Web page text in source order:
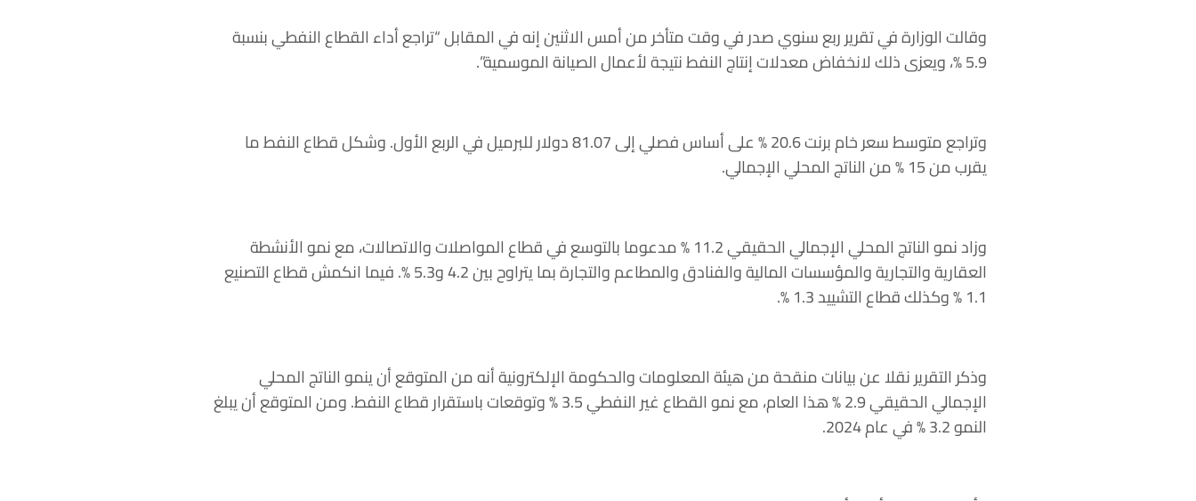
وقالت الوزارة في تقرير ربع سنوي صدر في وقت متأخر من أمس الاثنين إنه في المقابل “تراجع أداء القطاع النفطي بنسبة
5.9 %، ويعزى ذلك لانخفاض معدلات إنتاج النفط نتيجة لأعمال الصيانة الموسمية”.
وتراجع متوسط ​​سعر خام برنت 20.6 % على أساس فصلي إلى 81.07 دولار للبرميل في الربع الأول. وشكل قطاع النفط ما
يقرب من 15 % من الناتج المحلي الإجمالي.
وزاد نمو الناتج المحلي الإجمالي الحقيقي 11.2 % مدعوما بالتوسع في قطاع المواصلات والاتصالات، مع نمو الأنشطة
العقارية والتجارية والمؤسسات المالية والفنادق والمطاعم والتجارة بما يتراوح بين 4.2 و5.3 %. فيما انكمش قطاع التصنيع
1.1 % وكذلك قطاع التشييد 1.3 %.
وذكر التقرير نقلا عن بيانات منقحة من هيئة المعلومات والحكومة الإلكترونية أنه من المتوقع أن ينمو الناتج المحلي
الإجمالي الحقيقي 2.9 % هذا العام، مع نمو القطاع غير النفطي 3.5 % وتوقعات باستقرار قطاع النفط. ومن المتوقع أن يبلغ
النمو 3.2 % في عام 2024.